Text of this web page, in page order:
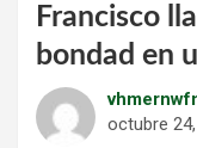
Francisco
bondad en
octubre